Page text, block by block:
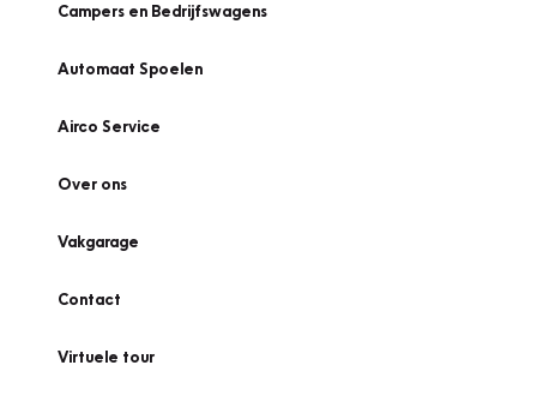
Campers en Bedrijfswagens
Automaat Spoelen
Airco Service
Over ons
Vakgarage
Contact
Virtuele tour